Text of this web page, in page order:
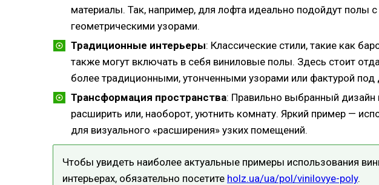
материалы. Так, например, для лофта идеально подойдут полы
геометрическими узорами.
Традиционные интерьеры: Классические стили, такие как
также могут включать в себя виниловые полы. Здесь стоит
более традиционными, утонченными узорами или фактурой под
Трансформация пространства: Правильно выбранный дизайн
расширить или, наоборот, уютнить комнату. Яркий пример —
для визуального «расширения» узких помещений.
Чтобы увидеть наиболее актуальные примеры использования
интерьерах, обязательно посетите holz.ua/ua/pol/vinilovye-poly.